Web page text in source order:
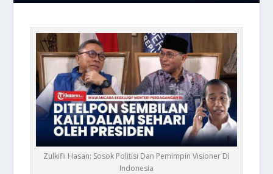
Zulkifli Hasan: Sosok Politisi Dan Pemimpin Visioner Di
Indonesia